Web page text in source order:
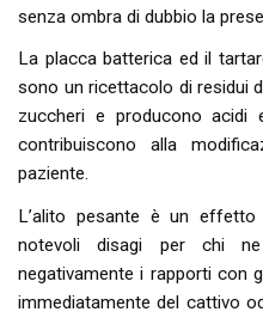
senza ombra di dubbio la
La placca batterica ed il
sono un ricettacolo di residui
zuccheri e producono acidi
contribuiscono alla
paziente.
L’alito pesante è un
notevoli disagi per chi
negativamente i rapporti con
immediatamente del cattivo